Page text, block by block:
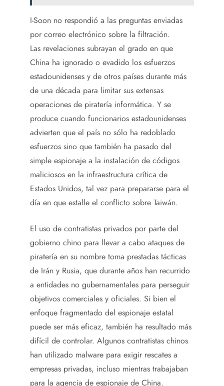
I-Soon no respondió a las preguntas enviadas
por correo electrónico sobre la filtración.
Las revelaciones subrayan el grado en que
China ha ignorado o evadido los esfuerzos
estadounidenses y de otros países durante más
de una década para limitar sus extensas
operaciones de piratería informática. Y se
produce cuando funcionarios estadounidenses
advierten que el país no sólo ha redoblado
esfuerzos sino que también ha pasado del
simple espionaje a la instalación de códigos
maliciosos en la infraestructura crítica de
Estados Unidos, tal vez para prepararse para el
día en que estalle el conflicto sobre Taiwán.
El uso de contratistas privados por parte del
gobierno chino para llevar a cabo ataques de
piratería en su nombre toma prestadas tácticas
de Irán y Rusia, que durante años han recurrido
a entidades no gubernamentales para perseguir
objetivos comerciales y oficiales. Si bien el
enfoque fragmentado del espionaje estatal
puede ser más eficaz, también ha resultado más
difícil de controlar. Algunos contratistas chinos
han utilizado malware para exigir rescates a
empresas privadas, incluso mientras trabajaban
para la agencia de espionaje de China.